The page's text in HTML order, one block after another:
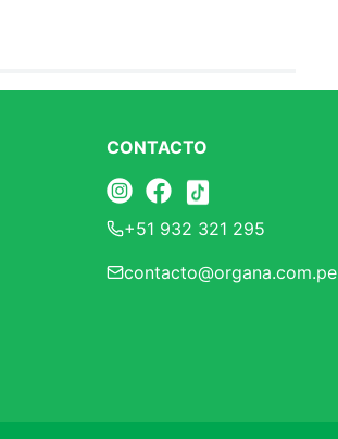
CONTACTO
+51 932 321 295
contacto@organa.com.pe